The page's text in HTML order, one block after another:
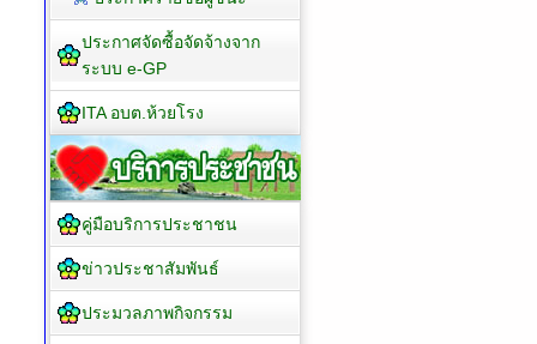
ประกาศจัดซื้อจัดจ้างจาก
ระบบ e-GP
ITA อบต.ห้วยโรง
คู่มือบริการประชาชน
ข่าวประชาสัมพันธ์
ประมวลภาพกิจกรรม